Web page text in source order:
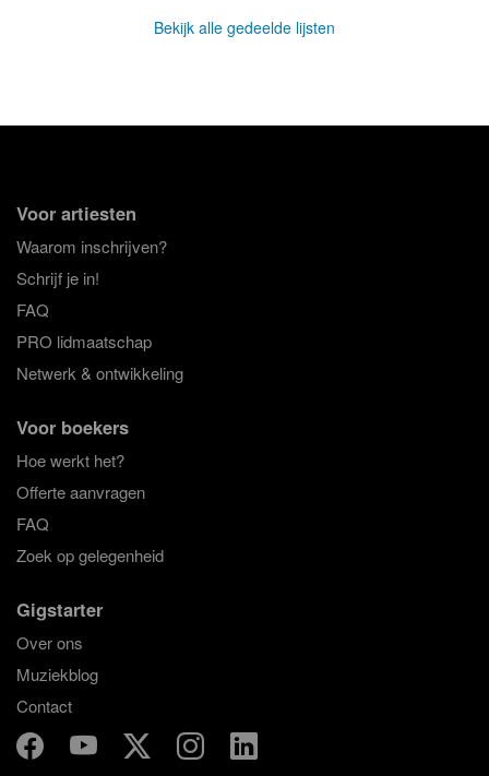
Bekijk alle gedeelde lijsten
Voor artiesten
Waarom inschrijven?
Schrijf je in!
FAQ
PRO lidmaatschap
Netwerk & ontwikkeling
Voor boekers
Hoe werkt het?
Offerte aanvragen
FAQ
Zoek op gelegenheid
Gigstarter
Over ons
Muziekblog
Contact